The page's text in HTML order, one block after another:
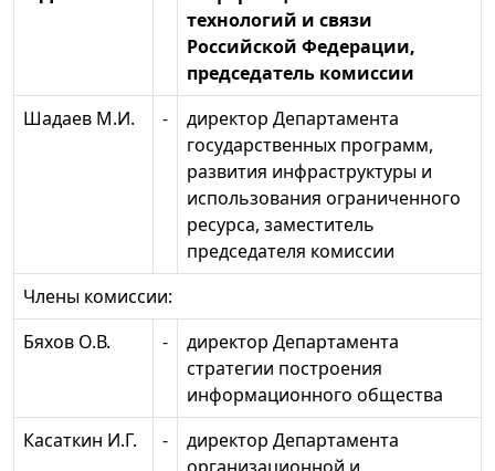
технологий и связи
Российской Федерации,
председатель комиссии
Шадаев М.И.
-
директор Департамента
государственных программ,
развития инфраструктуры и
использования ограниченного
ресурса, заместитель
председателя комиссии
Члены комиссии:
Бяхов О.В.
-
директор Департамента
стратегии построения
информационного общества
Касаткин И.Г.
-
директор Департамента